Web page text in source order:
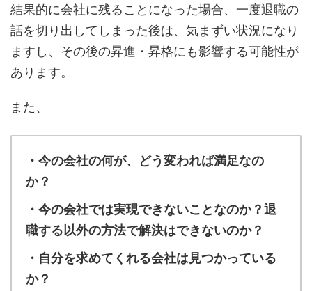
結果的に会社に残ることになった場合、一度退職の
話を切り出してしまった後は、気まずい状況になり
ますし、その後の昇進・昇格にも影響する可能性が
あります。
また、
・今の会社の何が、どう変われば満足なの
か？
・今の会社では実現できないことなのか？退
職する以外の方法で解決はできないのか？
・自分を求めてくれる会社は見つかっている
か？